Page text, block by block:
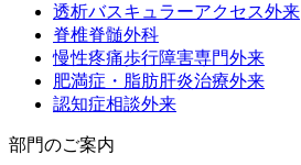
透析バスキュラーアクセス外来
脊椎脊髄外科
慢性疼痛歩行障害専門外来
肥満症・脂肪肝炎治療外来
認知症相談外来
部門のご案内